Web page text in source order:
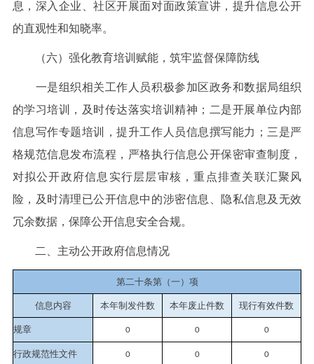
息，深入企业、社区开展面对面政策宣讲，提升信息公开
的直观性和知晓率。
（六）强化教育培训赋能，筑牢监督保障防线
一是组织相关工作人员积极参加区政务和数据局组织
的学习培训，及时传达落实培训精神；二是开展单位内部
信息写作专题培训，提升工作人员信息撰写能力；三是严
格规范信息发布流程，严格执行信息公开保密审查制度，
对拟公开政府信息实行层层审核，重点排查关联汇聚风
险，及时清理已公开信息中的涉密信息、隐私信息及无效
冗余数据，保障公开信息安全合规。
二、主动公开政府信息情况
第二十条第（一）项
信息内容 本年制发件数 本年废止件数 现行有效件数
规章 0 0 0
行政规范性文件 0 0 0